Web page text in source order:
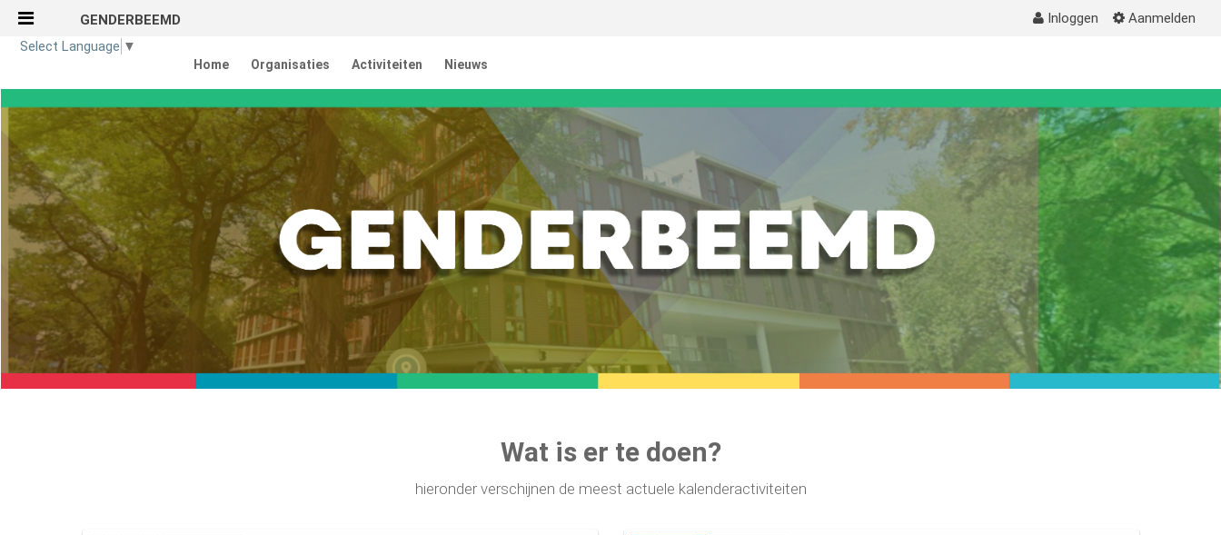
Naar content
Inloggen Aanmelden
GENDERBEEMD
Home Organisaties Activiteiten Nieuws
Wat is er te doen?
hieronder verschijnen de meest actuele kalenderactiviteiten
Select Language ▼